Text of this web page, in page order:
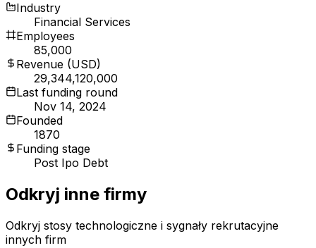
Industry
Financial Services
Employees
85,000
Revenue (USD)
29,344,120,000
Last funding round
Nov 14, 2024
Founded
1870
Funding stage
Post Ipo Debt
Odkryj inne firmy
Odkryj stosy technologiczne i sygnały rekrutacyjne
innych firm